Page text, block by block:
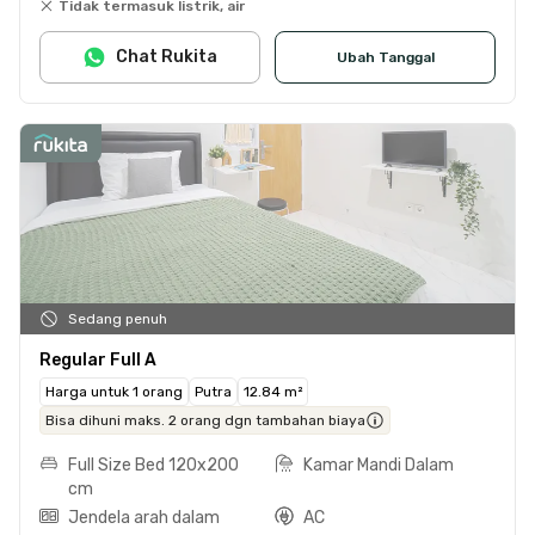
Tidak termasuk listrik, air
Ubah Tanggal
Chat Rukita
Sedang penuh
Regular Full A
Harga untuk 1 orang Putra
12.84 m²
Bisa dihuni maks. 2 orang dgn tambahan biaya
Full Size Bed 120x200
cm
Kamar Mandi Dalam
Jendela arah dalam AC